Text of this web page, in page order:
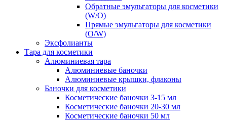
Обратные эмульгаторы для косметики
(W/O)
Прямые эмульгаторы для косметики
(O/W)
Эксфолианты
Тара для косметики
Алюминиевая тара
Алюминиевые баночки
Алюминиевые крышки, флаконы
Баночки для косметики
Косметические баночки 3-15 мл
Косметические баночки 20-30 мл
Косметические баночки 50 мл